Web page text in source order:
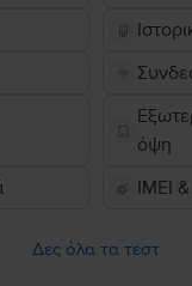
όψη
IMEI
Δες όλα τα τεστ